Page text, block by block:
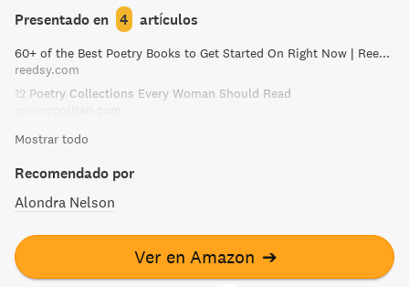
waiting for God himself To lift you past the rungs of your
crib. What Would your life say if it could talk?
—from “No Fly Zone”
With allusions to David Bowie and interplanetary travel,
Life on Mars imagines a soundtrack for the universe to
human existence. In these brilliant new poems, Tracy K.
Smith envisions a sci-fi future sucked clean of any real
both close and distant, and revisits the kitschy concepts
like “love” and “illness” now relegated to the Museum of
Obsolescence. These poems reveal the realities of life
lived here, on the ground, where a daughter is imprisoned
Presentado en 4 artículos
60+ of the Best Poetry Books to Get Started On Right Now | Reedsy Discovery
reedsy.com
12 Poetry Collections Every Woman Should Read
Mostrar todo
Recomendado por
Alondra Nelson
Ver en Amazon ➔